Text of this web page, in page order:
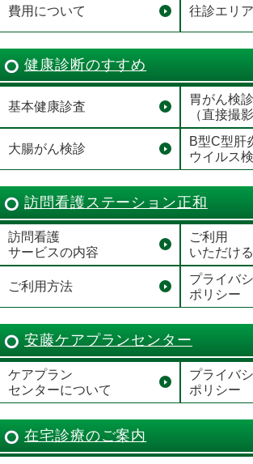
費用について 往診エリア
健康診断のすすめ
基本健康診査
胃がん検診
（直接撮影
大腸がん検診
B型C型肝
ウイルス
訪問看護ステーション正和
訪問看護
サービスの内容
ご利用
いただけ
ご利用方法
プライバ
ポリシー
安藤ケアプランセンター
ケアプラン
センターについて
プライバ
ポリシー
在宅診療のご案内